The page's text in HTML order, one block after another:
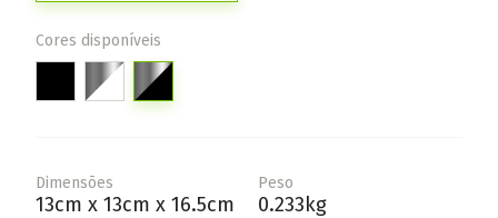
Cores disponíveis
Dimensões
13cm x 13cm x 16.5cm
Peso
0.233kg